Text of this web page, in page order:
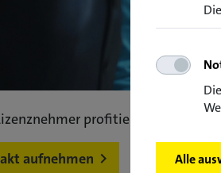
profitieren vom
aufnehmen Alle